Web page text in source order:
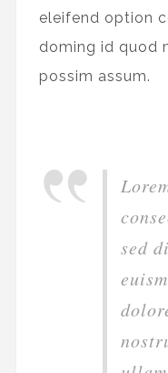
eleifend option
doming id quod
possim assum.
sed